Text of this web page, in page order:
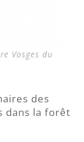
Vosges du
des
dans la forêt